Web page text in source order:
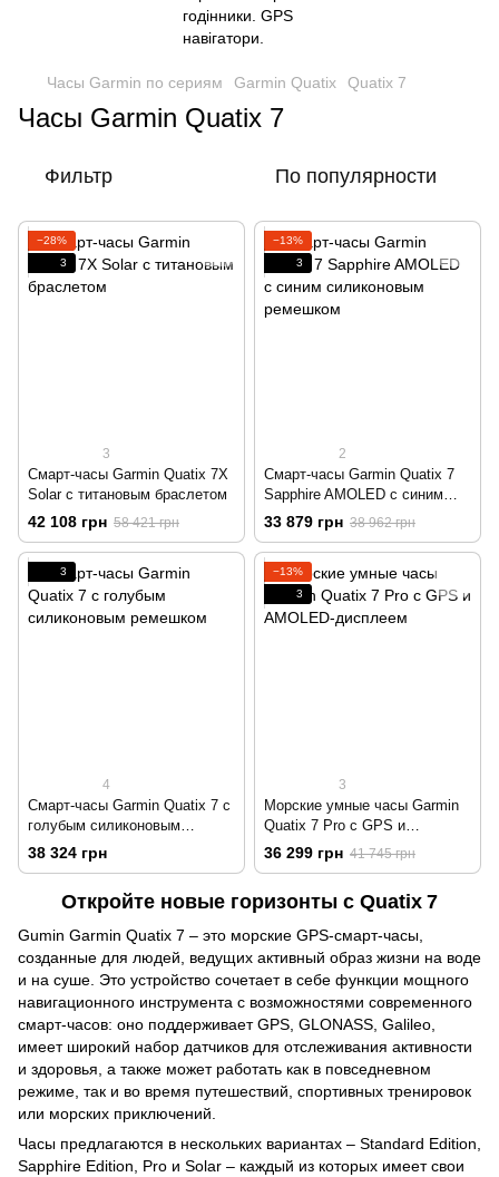
Часы Garmin по сериям Garmin Quatix Quatix 7
Часы Garmin Quatix 7
Фильтр По популярности
−28%
3
3
Смарт-часы Garmin Quatix 7X
Solar с титановым браслетом
42 108 грн 58 421 грн
−13%
3
2
Смарт-часы Garmin Quatix 7
Sapphire AMOLED с синим
силиконовым ремешком
33 879 грн 38 962 грн
3
4
Смарт-часы Garmin Quatix 7 с
голубым силиконовым
ремешком
38 324 грн
−13%
3
3
Морские умные часы Garmin
Quatix 7 Pro с GPS и
AMOLED-дисплеем
36 299 грн 41 745 грн
Откройте новые горизонты с Quatix 7
Gu min Garmin Quatix 7 – это морские GPS‑смарт‑часы,
созданные для людей, ведущих активный образ жизни на воде
и на суше. Это устройство сочетает в себе функции мощного
навигационного инструмента с возможностями современного
смарт‑часов: оно поддерживает GPS, GLONASS, Galileo,
имеет широкий набор датчиков для отслеживания активности
и здоровья, а также может работать как в повседневном
режиме, так и во время путешествий, спортивных тренировок
или морских приключений.
Часы предлагаются в нескольких вариантах – Standard Edition,
Sapphire Edition, Pro и Solar – каждый из которых имеет свои